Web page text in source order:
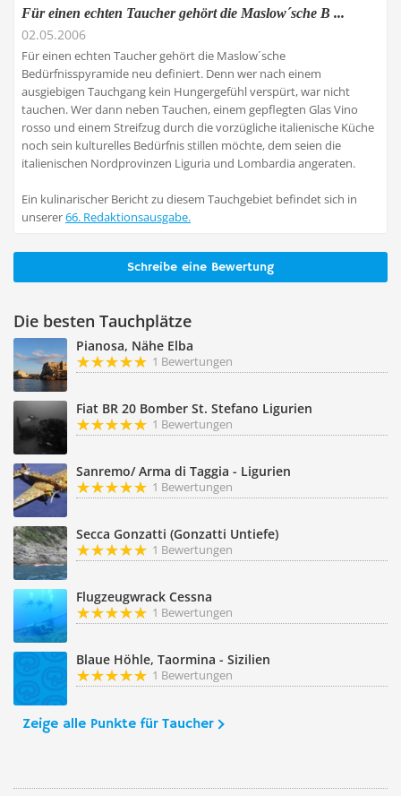
Für einen echten Taucher gehört die Maslow´sche B ...
02.05.2006
Für einen echten Taucher gehört die Maslow´sche
Bedürfnisspyramide neu definiert. Denn wer nach einem
ausgiebigen Tauchgang kein Hungergefühl verspürt, war nicht
tauchen. Wer dann neben Tauchen, einem gepflegten Glas Vino
rosso und einem Streifzug durch die vorzügliche italienische Küche
noch sein kulturelles Bedürfnis stillen möchte, dem seien die
italienischen Nordprovinzen Liguria und Lombardia angeraten.
Ein kulinarischer Bericht zu diesem Tauchgebiet befindet sich in
unserer66. Redaktionsausgabe.
Schreibe eine Bewertung
Die besten Tauchplätze
Pianosa, Nähe Elba
1 Bewertungen
Fiat BR 20 Bomber St. Stefano Ligurien
1 Bewertungen
Sanremo/ Arma di Taggia - Ligurien
1 Bewertungen
Secca Gonzatti (Gonzatti Untiefe)
1 Bewertungen
Flugzeugwrack Cessna
1 Bewertungen
Blaue Höhle, Taormina - Sizilien
1 Bewertungen
Zeige alle Punkte für Taucher